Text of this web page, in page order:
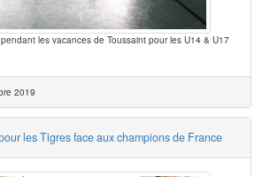
les vacances de Toussaint pour les U14 & U17
2019
les Tigres face aux champions de France